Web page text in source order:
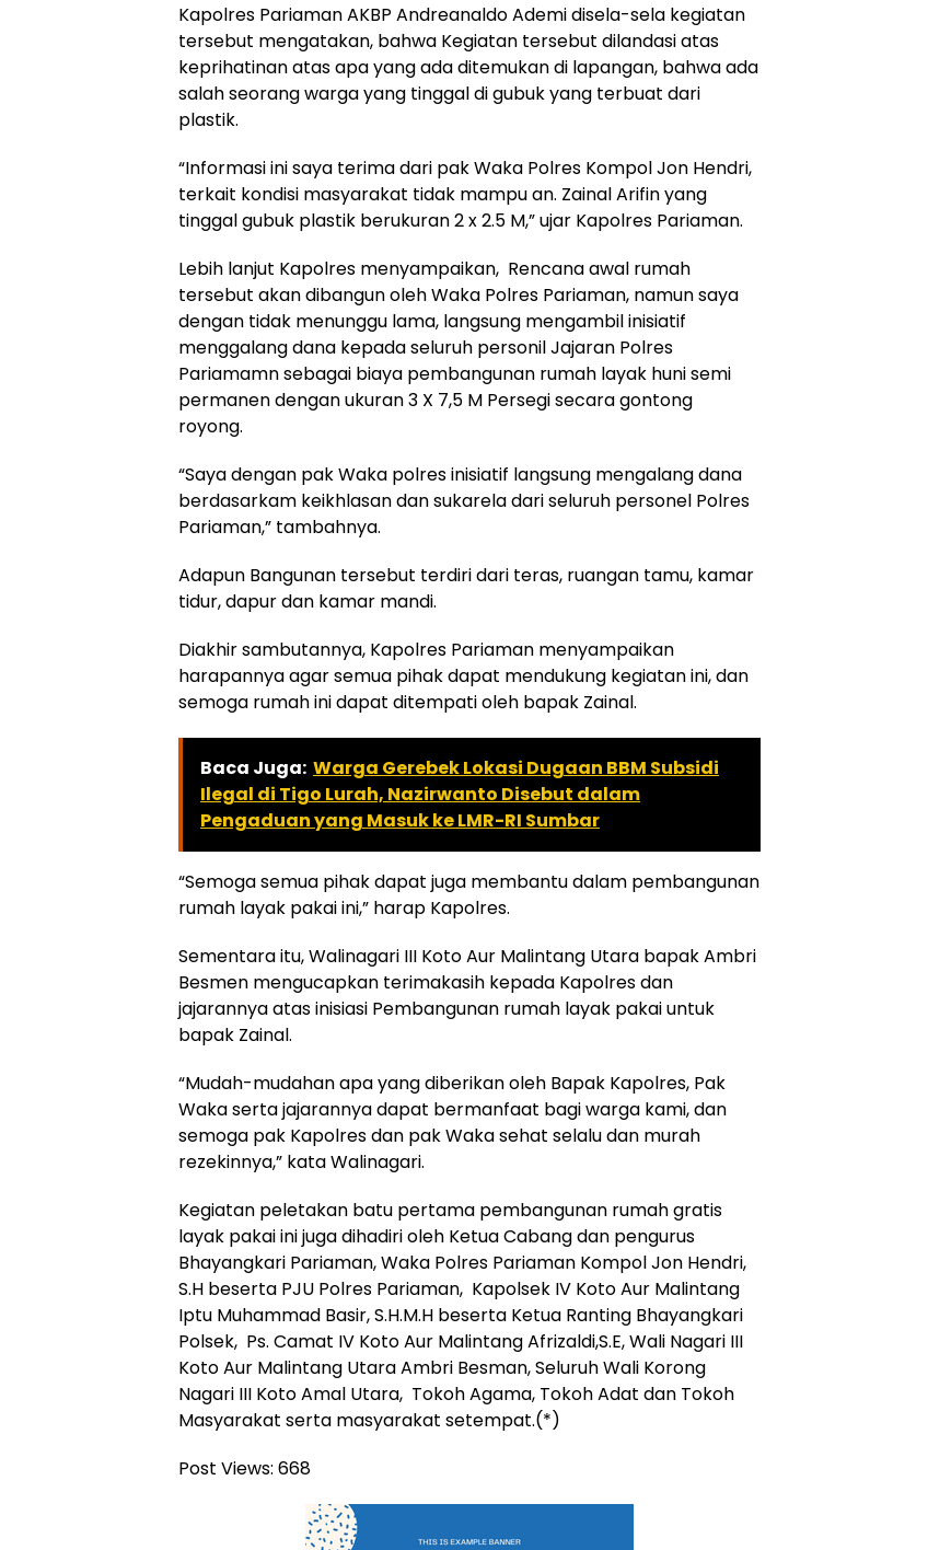
Kapolres Pariaman AKBP Andreanaldo Ademi disela-sela kegiatan
tersebut mengatakan, bahwa Kegiatan tersebut dilandasi atas
keprihatinan atas apa yang ada ditemukan di lapangan, bahwa ada
salah seorang warga yang tinggal di gubuk yang terbuat dari
plastik.
“Informasi ini saya terima dari pak Waka Polres Kompol Jon Hendri,
terkait kondisi masyarakat tidak mampu an. Zainal Arifin yang
tinggal gubuk plastik berukuran 2 x 2.5 M,” ujar Kapolres Pariaman.
Lebih lanjut Kapolres menyampaikan, Rencana awal rumah
tersebut akan dibangun oleh Waka Polres Pariaman, namun saya
dengan tidak menunggu lama, langsung mengambil inisiatif
menggalang dana kepada seluruh personil Jajaran Polres
Pariamamn sebagai biaya pembangunan rumah layak huni semi
permanen dengan ukuran 3 X 7,5 M Persegi secara gontong
royong.
“Saya dengan pak Waka polres inisiatif langsung mengalang dana
berdasarkam keikhlasan dan sukarela dari seluruh personel Polres
Pariaman,” tambahnya.
Adapun Bangunan tersebut terdiri dari teras, ruangan tamu, kamar
tidur, dapur dan kamar mandi.
Diakhir sambutannya, Kapolres Pariaman menyampaikan
harapannya agar semua pihak dapat mendukung kegiatan ini, dan
semoga rumah ini dapat ditempati oleh bapak Zainal.
Baca Juga: Warga Gerebek Lokasi Dugaan BBM Subsidi
Ilegal di Tigo Lurah, Nazirwanto Disebut dalam
Pengaduan yang Masuk ke LMR-RI Sumbar
“Semoga semua pihak dapat juga membantu dalam pembangunan
rumah layak pakai ini,” harap Kapolres.
Sementara itu, Walinagari III Koto Aur Malintang Utara bapak Ambri
Besmen mengucapkan terimakasih kepada Kapolres dan
jajarannya atas inisiasi Pembangunan rumah layak pakai untuk
bapak Zainal.
“Mudah-mudahan apa yang diberikan oleh Bapak Kapolres, Pak
Waka serta jajarannya dapat bermanfaat bagi warga kami, dan
semoga pak Kapolres dan pak Waka sehat selalu dan murah
rezekinnya,” kata Walinagari.
Kegiatan peletakan batu pertama pembangunan rumah gratis
layak pakai ini juga dihadiri oleh Ketua Cabang dan pengurus
Bhayangkari Pariaman, Waka Polres Pariaman Kompol Jon Hendri,
S.H beserta PJU Polres Pariaman, Kapolsek IV Koto Aur Malintang
Iptu Muhammad Basir, S.H.M.H beserta Ketua Ranting Bhayangkari
Polsek, Ps. Camat IV Koto Aur Malintang Afrizaldi,S.E, Wali Nagari III
Koto Aur Malintang Utara Ambri Besman, Seluruh Wali Korong
Nagari III Koto Amal Utara, Tokoh Agama, Tokoh Adat dan Tokoh
Masyarakat serta masyarakat setempat.(*)
Post Views: 668